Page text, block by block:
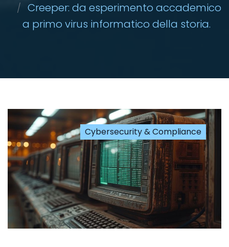
Creeper: da esperimento accademico
a primo virus informatico della storia.
Cybersecurity & Compliance